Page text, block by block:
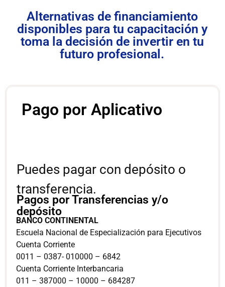
Alternativas de financiamiento
disponibles para tu capacitación y
toma la decisión de invertir en tu
futuro profesional.
Pago por Aplicativo
Puedes pagar con depósito o
transferencia.
BANCO CONTINENTAL
Escuela Nacional de Especialización para Ejecutivos
Cuenta Corriente
0011 – 0387- 010000 – 6842
Cuenta Corriente Interbancaria
011 – 387000 – 10000 – 684287
Pagos por Transferencias y/o
depósito